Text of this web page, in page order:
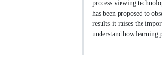
process, viewing
has been proposed to
results, it raises the
understand how learning